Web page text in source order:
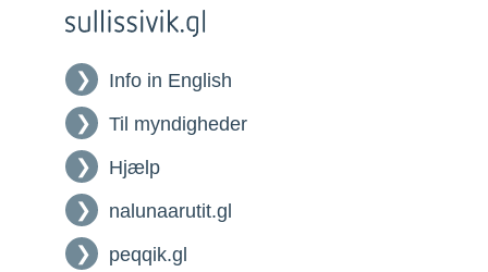
Info in English
Til myndigheder
Hjælp
nalunaarutit.gl
peqqik.gl